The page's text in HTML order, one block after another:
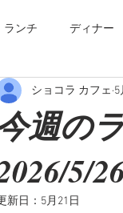
ランチ ディナー
予約
週の
5/
ショコラ カフェ 5
新日： 5月21日